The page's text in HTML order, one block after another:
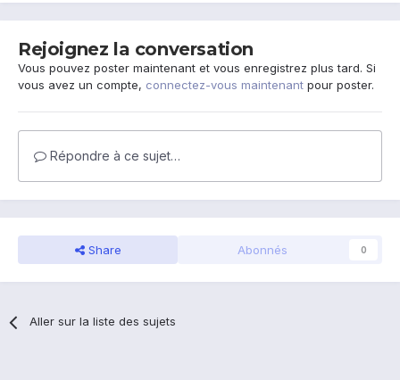
Rejoignez la conversation
Vous pouvez poster maintenant et vous enregistrez plus tard. Si
vous avez un compte, connectez-vous maintenant pour poster.
Répondre à ce sujet…
Share Abonnés 0
Aller sur la liste des sujets